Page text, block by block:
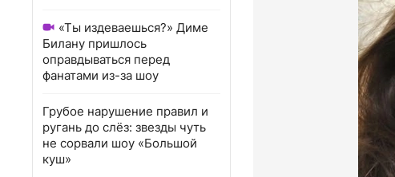
«Ты издеваешься?» Диме
Билану пришлось
оправдываться перед
фанатами из-за шоу
Грубое нарушение правил и
ругань до слёз: звезды чуть
не сорвали шоу «Большой
куш»